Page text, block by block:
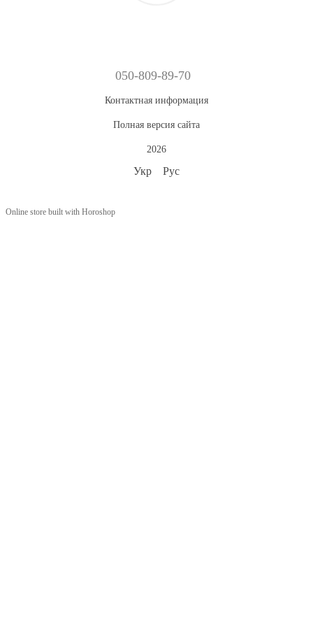
050-809-89-70
Контактная информация
Полная версия сайта
2026
Укр Рус
Online store built with Horoshop